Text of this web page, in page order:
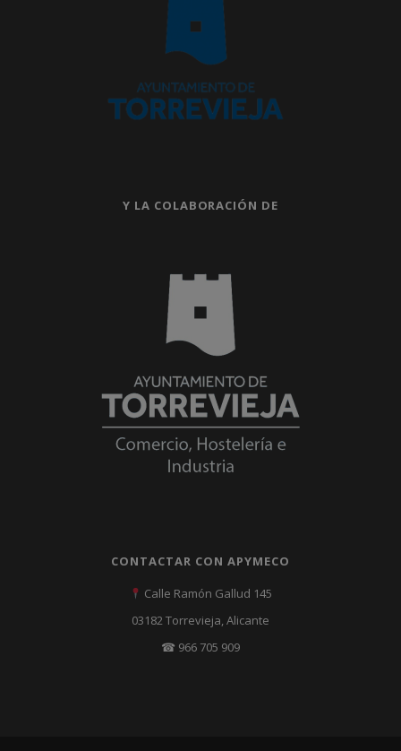
Y LA COLABORACIÓN DE
CONTACTAR CON APYMECO
Calle Ramón Gallud 145
03182 Torrevieja, Alicante
☎ 966 705 909